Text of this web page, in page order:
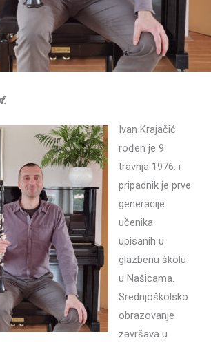
Ivan Krajačić
rođen je 9.
travnja 1976. i
pripadnik je prve
generacije
učenika
upisanih u
glazbenu školu
u Našicama.
Srednjoškolsko
obrazovanje
završava u